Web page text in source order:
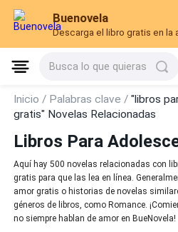
Buenovela
Descarga el libro gratis en la
Busca lo que quieras
Inicio / Palabras clave /"libros
gratis" Novelas Relacionadas
Aquí hay 500 novelas relacionadas con
gratis para que las lea en línea.
amor gratis o historias de novelas
géneros de libros, como Romance.
no siempre hablan de amor en BueNovela!